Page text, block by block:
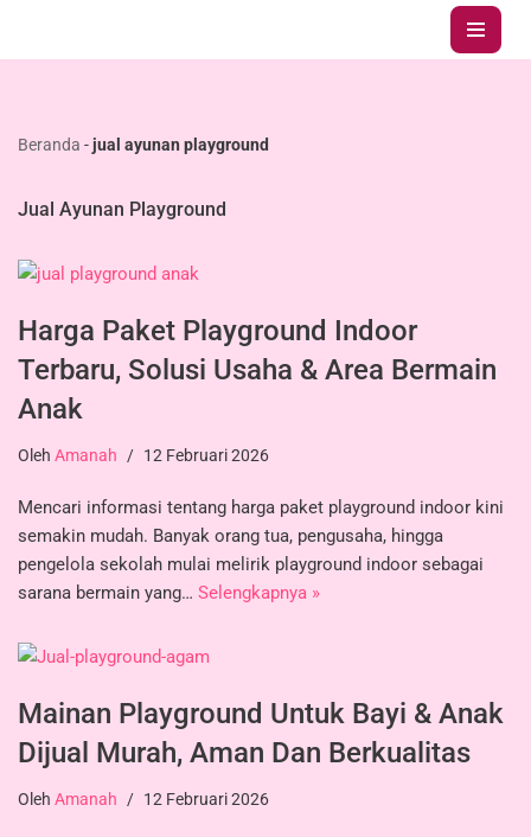
Lompat
Beranda -jual ayunan playground
Jual Ayunan Playground
Harga Paket Playground Indoor
Terbaru, Solusi Usaha & Area Bermain
Anak
Oleh Amanah 12 Februari 2026
Mencari informasi tentang harga paket playground indoor kini
semakin mudah. Banyak orang tua, pengusaha, hingga
pengelola sekolah mulai melirik playground indoor sebagai
sarana bermain yang… Selengkapnya »
Mainan Playground Untuk Bayi & Anak
Dijual Murah, Aman Dan Berkualitas
Oleh Amanah 12 Februari 2026